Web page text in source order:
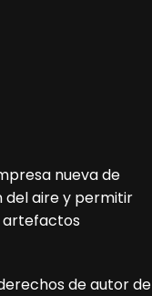
nueva de
del aire y permitir
artefactos
de autor de